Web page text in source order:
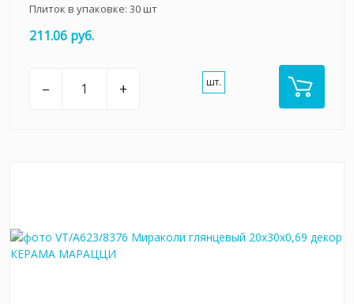
Плиток в упаковке: 30шт
211.06 руб.
– + шт.